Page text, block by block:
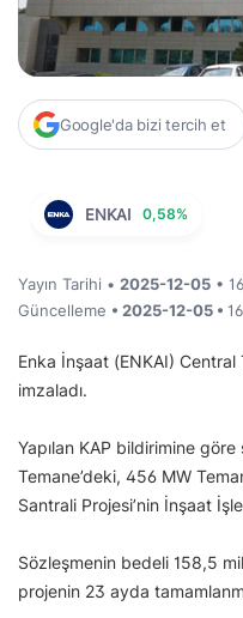
Google'da bizi tercih et
ENKAI 0,58%
Yayın Tarihi • 2025-12-05 •
Güncelleme • 2025-12-05 •
Enka İnşaat (ENKAI)
imzaladı.
Yapılan KAP bildirimine
Temane’deki, 456 MW
Santrali Projesi’nin İnşaat
Sözleşmenin bedeli 158,5
projenin 23 ayda